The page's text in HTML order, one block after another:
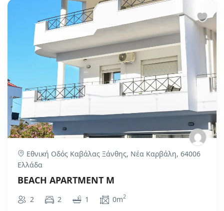
Εθνική Οδός Καβάλας Ξάνθης, Νέα Καρβάλη, 64006
Ελλάδα
BEACH APARTMENT M
2 2 1 0m2